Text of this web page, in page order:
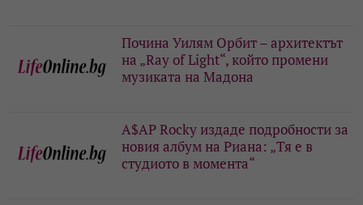
Почина Уилям Орбит – архитектът
на „Ray of Light“, който промени
музиката на Мадона
A$AP Rocky издаде подробности за
новия албум на Риана: „Тя е в
студиото в момента“